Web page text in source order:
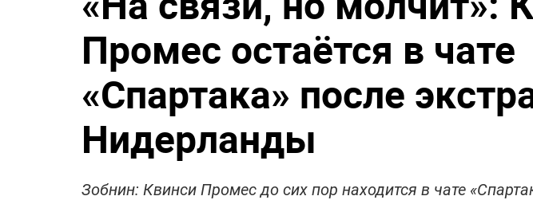
Промес остаётся в чате
«Спартака» после
Нидерланды
Зобнин: Квинси Промес до сих пор находится в чате